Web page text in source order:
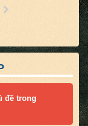
đề trong